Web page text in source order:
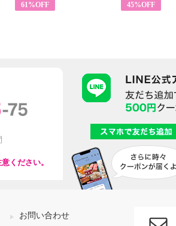
61%OFF
45%OFF
ください。
お問い合わせ